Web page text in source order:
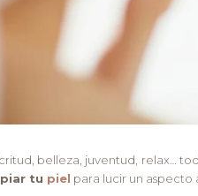
belleza, juventud, relax…
tu piel para lucir un aspecto